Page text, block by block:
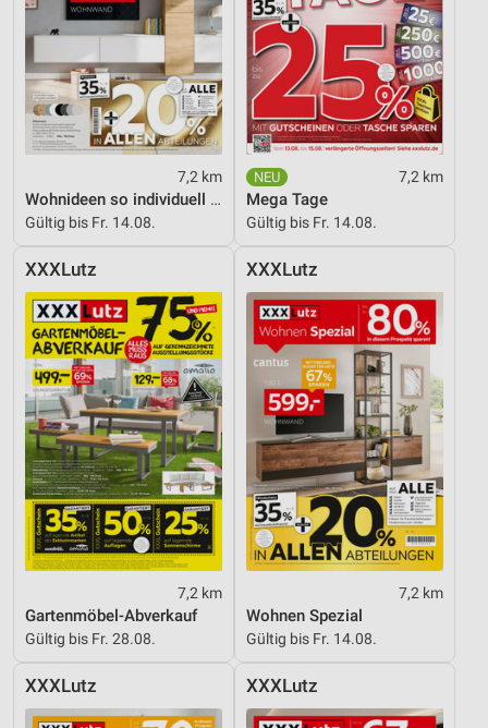
7,2 km
Wohnideen so individuell wie du!
Gültig bis Fr. 14.08.
7,2 km
Mega Tage
Gültig bis Fr. 14.08.
XXXLutz
7,2 km
Gartenmöbel-Abverkauf
Gültig bis Fr. 28.08.
XXXLutz
7,2 km
Wohnen Spezial
Gültig bis Fr. 14.08.
XXXLutz XXXLutz
Verwendung reduzierter Daten zur Auswahl von
IAB-Besonderheiten:
Verwendung genauer Standortdaten
Geräte anhand von aktiv angeforderten
Informationen identifizieren
Nicht-IAB-Verarbeitungszwecke:
Performance
Funktional
Werbung